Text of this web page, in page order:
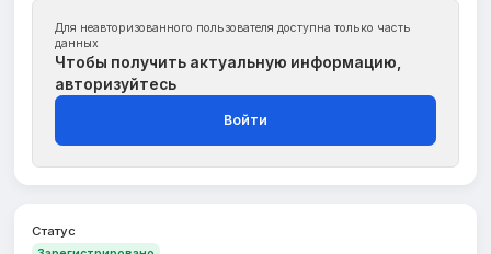
Для неавторизованного пользователя доступна только часть
данных
Чтобы получить актуальную информацию,
авторизуйтесь
Войти
Статус